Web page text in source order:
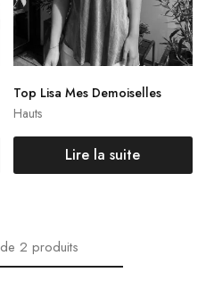
Hauts
Top Lisa Mes Demoiselles
Lire la suite
de 2 produits